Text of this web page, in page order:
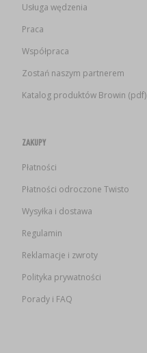
Usługa wędzenia
Praca
Współpraca
Zostań naszym partnerem
Katalog produktów Browin (pdf)
ZAKUPY
Płatności
Płatności odroczone Twisto
Wysyłka i dostawa
Regulamin
Reklamacje i zwroty
Polityka prywatności
Porady i FAQ